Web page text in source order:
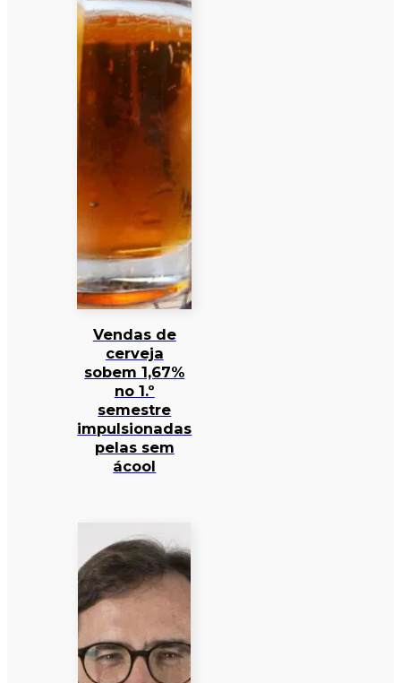
Vendas de
cerveja
sobem 1,67%
no 1.º
semestre
impulsionadas
pelas sem
ácool